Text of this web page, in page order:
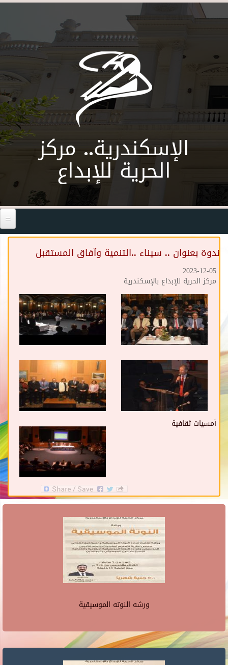
Skip to main content
الإسكندرية.. مركز
الحرية للإبداع
ندوة بعنوان .. سيناء ..التنمية وآفاق المستقبل
2023-12-05
مركز الحرية للإبداع بالإسكندرية
أمسيات ثقافية
ورشه النوته الموسيقية